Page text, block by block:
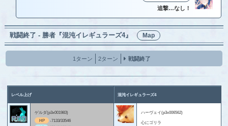
追撃…なし！
戦闘終了 - 勝者『混沌イレギュラーズ4』 Map
1ターン 2ターン 戦闘終了
レベル上げ 混沌イレギュラーズ4
ゲルダ(p3x001983)
HP
-7133/33546
ハーヴェイ(p3x006562)
心にゴリラ